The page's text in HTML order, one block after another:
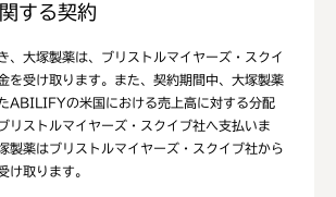
する契約
、大塚製薬は、ブリストルマイヤーズ・スクイ
を受け取ります。また、契約期間中、大塚製薬
ABILIFYの米国における売上高に対する分配
リストルマイヤーズ・スクイブ社へ支払いま
製薬はブリストルマイヤーズ・スクイブ社から
け取ります。